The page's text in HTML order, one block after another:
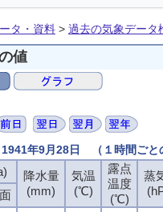
タ・資料 > 過去の気象データ
値
年9月28日 （１時間ごと
降水量
(mm)
気温
(℃)
露点
温度
(℃)
蒸
降水量
(mm)
気温
(℃)
露点
温度
(℃)
蒸
降水量
(mm)
気温
(℃)
露点
温度
(℃)
蒸
降水量
(mm)
気温
(℃)
露点
温度
(℃)
蒸